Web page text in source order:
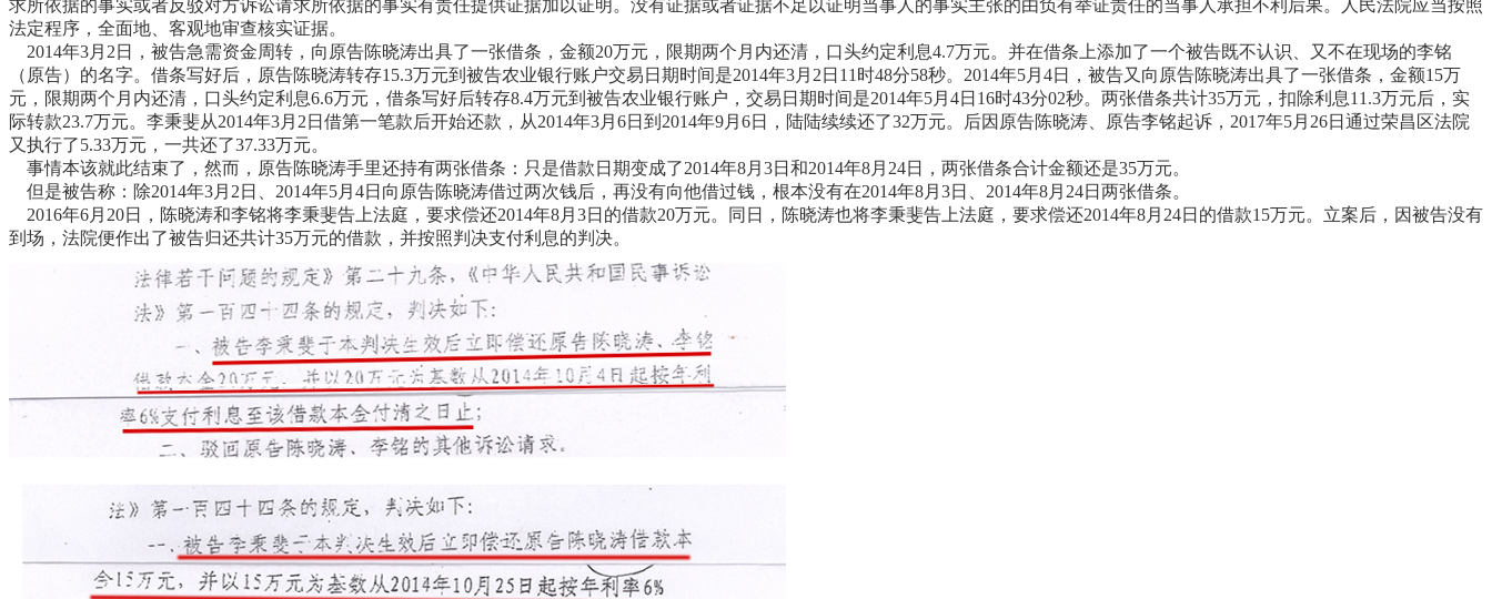
求所依据的事实或者反驳对方诉讼请求所依据的事实有责任提供证据加以证明。没有证据或者证据不足以证明当事人的事实主张的由负有举证责任的当事人承担不利后果。人民法院应当按照
法定程序，全面地、客观地审查核实证据。
2014年3月2日，被告急需资金周转，向原告陈晓涛出具了一张借条，金额20万元，限期两个月内还清，口头约定利息4.7万元。并在借条上添加了一个被告既不认识、又不在现场的李铭
（原告）的名字。借条写好后，原告陈晓涛转存15.3万元到被告农业银行账户交易日期时间是2014年3月2日11时48分58秒。2014年5月4日，被告又向原告陈晓涛出具了一张借条，金额15万
元，限期两个月内还清，口头约定利息6.6万元，借条写好后转存8.4万元到被告农业银行账户，交易日期时间是2014年5月4日16时43分02秒。两张借条共计35万元，扣除利息11.3万元后，实
际转款23.7万元。李秉斐从2014年3月2日借第一笔款后开始还款，从2014年3月6日到2014年9月6日，陆陆续续还了32万元。后因原告陈晓涛、原告李铭起诉，2017年5月26日通过荣昌区法院
又执行了5.33万元，一共还了37.33万元。
事情本该就此结束了，然而，原告陈晓涛手里还持有两张借条：只是借款日期变成了2014年8月3日和2014年8月24日，两张借条合计金额还是35万元。
但是被告称：除2014年3月2日、2014年5月4日向原告陈晓涛借过两次钱后，再没有向他借过钱，根本没有在2014年8月3日、2014年8月24日两张借条。
2016年6月20日，陈晓涛和李铭将李秉斐告上法庭，要求偿还2014年8月3日的借款20万元。同日，陈晓涛也将李秉斐告上法庭，要求偿还2014年8月24日的借款15万元。立案后，因被告没有
到场，法院便作出了被告归还共计35万元的借款，并按照判决支付利息的判决。